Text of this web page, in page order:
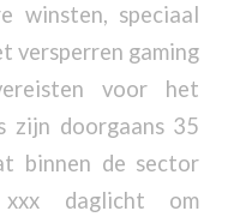
winsten, speciaal
versperren gaming
voor het
zijn doorgaans 35
binnen de sector
daglicht om